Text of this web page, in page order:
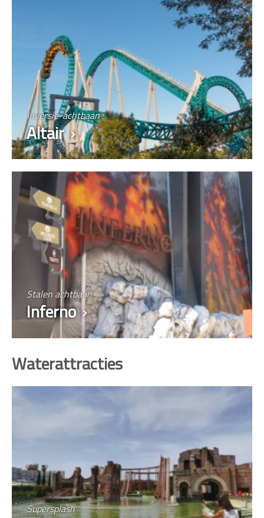
Inversie-achtbaan
Altair
Stalen achtbaan
Inferno
Waterattracties
Supersplash